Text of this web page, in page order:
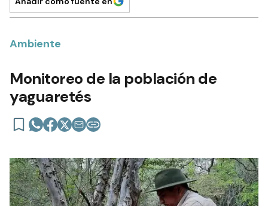
Ambiente
Monitoreo de la población de
yaguaretés